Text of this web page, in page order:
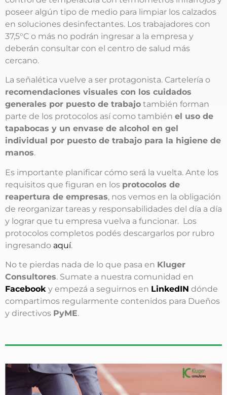
poseer algún tipo de medio para limpiar los calzados
en soluciones desinfectantes. Los trabajadores con
37,5°C o más no podrán ingresar a la empresa y
deberán consultar con el centro de salud más
cercano.
La señalética vuelve a ser protagonista. Cartelería o
recomendaciones visuales con los cuidados
generales por puesto de trabajo también forman
parte de los protocolos así como también el uso de
tapabocas y un envase de alcohol en gel
individual por puesto de trabajo para la higiene de
manos.
Es importante planificar cómo será la vuelta. Ante los
requisitos que figuran en los protocolos de
reapertura de empresas, nos vemos en la obligación
de reorganizar tareas y responsabilidades del día a día
y lograr que tu empresa vuelva a funcionar. Los
protocolos completos podés descargarlos por rubro
ingresando aquí.
No te pierdas nada de lo que pasa en Kluger
Consultores. Sumate a nuestra comunidad en
Facebook y empezá a seguirnos en LinkedIN dónde
compartimos regularmente contenidos para Dueños
y directivos PyME.